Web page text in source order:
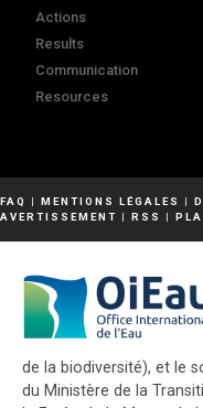
Actions
Results
Communication
Resources
FAQ | MENTIONS LÉGALES |
AVERTISSEMENT | RSS |
de la biodiversité), et le
du Ministère de la